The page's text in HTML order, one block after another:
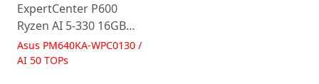
ExpertCenter P600
Ryzen AI 5-330 16GB
512GB 23.8 FreeDos
Beyaz AI-Powered AIO
Asus PM640KA-WPC0130 /
AI 50 TOPs